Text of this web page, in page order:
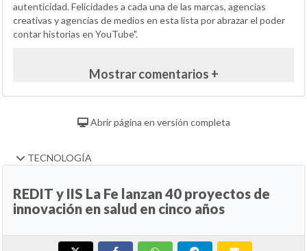
autenticidad. Felicidades a cada una de las marcas, agencias
creativas y agencias de medios en esta lista por abrazar el poder
contar historias en YouTube".
Mostrar comentarios +
Abrir página en versión completa
TECNOLOGÍA
REDIT y IIS La Fe lanzan 40 proyectos de
innovación en salud en cinco años